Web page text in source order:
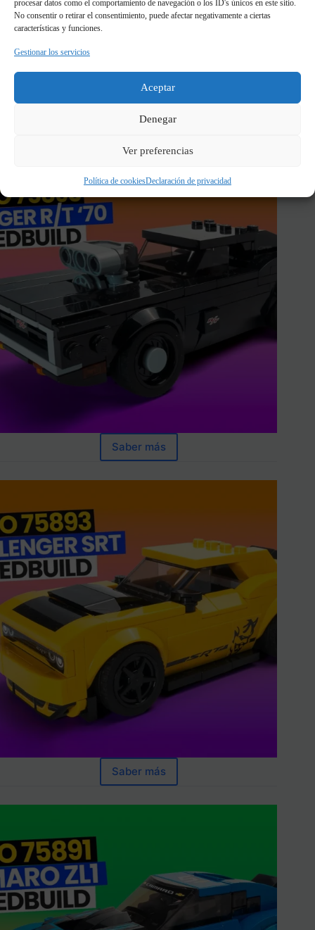
procesar datos como el comportamiento de navegación o los ID's únicos en este sitio.
No consentir o retirar el consentimiento, puede afectar negativamente a ciertas
características y funciones.
Gestionar los servicios
Aceptar
Denegar
Ver preferencias
Política de cookiesDeclaración de privacidad
Saber más
Saber más
Saber más